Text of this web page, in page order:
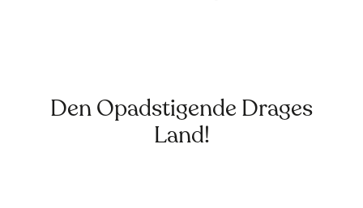
Den Opadstigende Drages
Land!